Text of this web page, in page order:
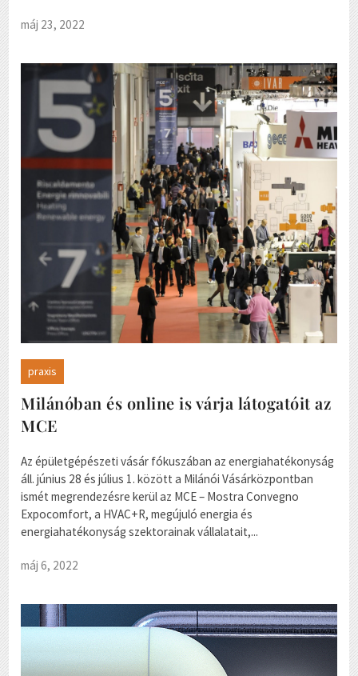
máj 23, 2022
praxis
Milánóban és online is várja látogatóit az
MCE
Az épületgépészeti vásár fókuszában az energiahatékonyság
áll. június 28 és július 1. között a Milánói Vásárközpontban
ismét megrendezésre kerül az MCE – Mostra Convegno
Expocomfort, a HVAC+R, megújuló energia és
energiahatékonyság szektorainak vállalatait,...
máj 6, 2022